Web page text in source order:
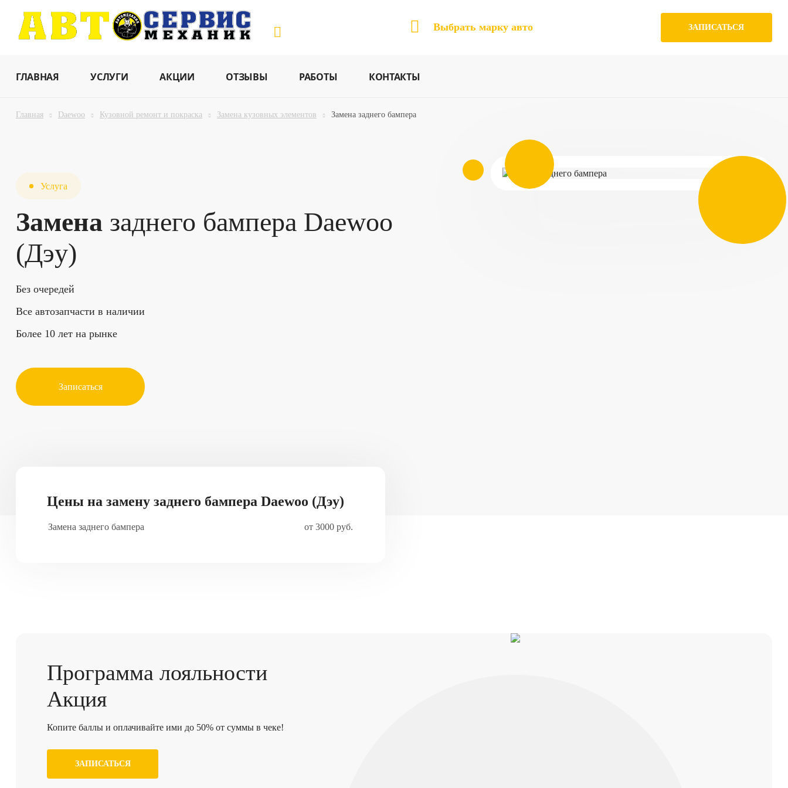
Выбрать марку авто ЗАПИСАТЬСЯ
ГЛАВНАЯ УСЛУГИ АКЦИИ ОТЗЫВЫ РАБОТЫ КОНТАКТЫ
Главная Daewoo Кузовной ремонт и покраска Замена кузовных элементов Замена заднего бампера
Услуга
Замена заднего бампера Daewoo
(Дэу)
Без очередей
Все автозапчасти в наличии
Более 10 лет на рынке
Записаться
Цены на замену заднего бампера Daewoo (Дэу)
Замена заднего бампера от 3000 руб.
Программа лояльности
Акция
Копите баллы и оплачивайте ими до 50% от суммы в чеке!
ЗАПИСАТЬСЯ